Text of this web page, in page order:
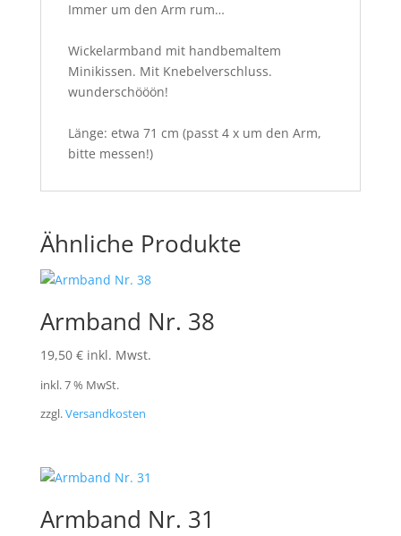
Immer um den Arm rum…
Wickelarmband mit handbemaltem
Minikissen. Mit Knebelverschluss.
wunderschööön!
Länge: etwa 71 cm (passt 4 x um den Arm,
bitte messen!)
Ähnliche Produkte
Armband Nr. 38
19,50 € inkl. Mwst.
inkl. 7 % MwSt.
zzgl.Versandkosten
Armband Nr. 31